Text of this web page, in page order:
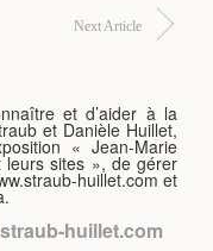
Next Article
et d’aider à la
et Danièle Huillet,
« Jean-Marie
leurs sites », de gérer
huillet.com et
huillet.com